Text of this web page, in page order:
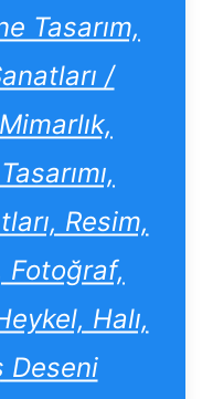
Tasarım,
/
Resim,
Fotoğraf,
Halı,
Deseni